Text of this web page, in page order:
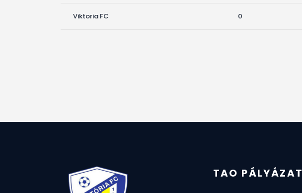
Viktoria FC 0
TAO PÁLYÁZAT